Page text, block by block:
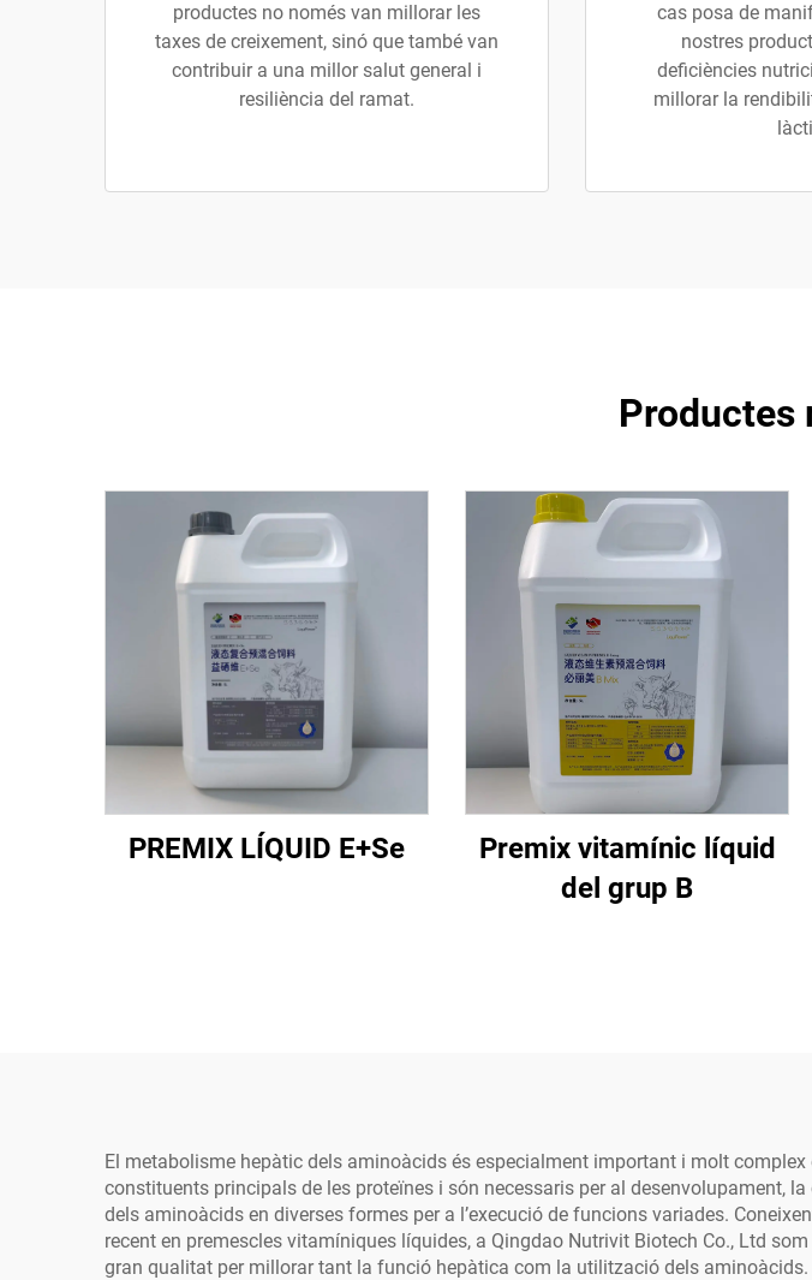
productes no només van millorar les
taxes de creixement, sinó que també van
contribuir a una millor salut general i
resiliència del ramat.
cas posa de
nostres
deficiències
millorar la
Productes
PREMIX LÍQUID E+Se
Premix vitamínic líquid
del grup B
El metabolisme hepàtic dels aminoàcids és especialment important i molt
constituents principals de les proteïnes i són necessaris per al desenvolupament,
dels aminoàcids en diverses formes per a l’execució de funcions variades.
recent en premescles vitamíniques líquides, a Qingdao Nutrivit Biotech Co., Ltd
gran qualitat per millorar tant la funció hepàtica com la utilització dels